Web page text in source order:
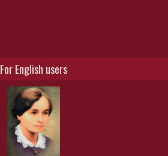
For English users